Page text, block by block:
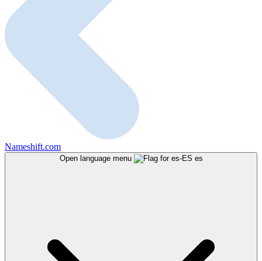
Nameshift.com
Open language menu es